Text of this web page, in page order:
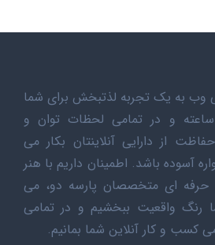
وب به یک تجربه لذتبخش برای شما
است. به صورت ۲۴ ساعته و در تمامی لحظات توان و
از دارایی آنلاینتان بکار می
آسوده باشد. اطمینان داریم با هنر
حرفه ای متخصصان پارسه دو، می
رنگ واقعیت ببخشیم و در تمامی
کسب و کار آنلاین شما بمانیم.